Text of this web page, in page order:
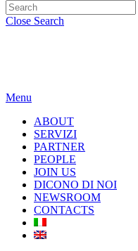
Close Search
Menu
ABOUT
SERVIZI
PARTNER
PEOPLE
JOIN US
DICONO DI NOI
NEWSROOM
CONTACTS